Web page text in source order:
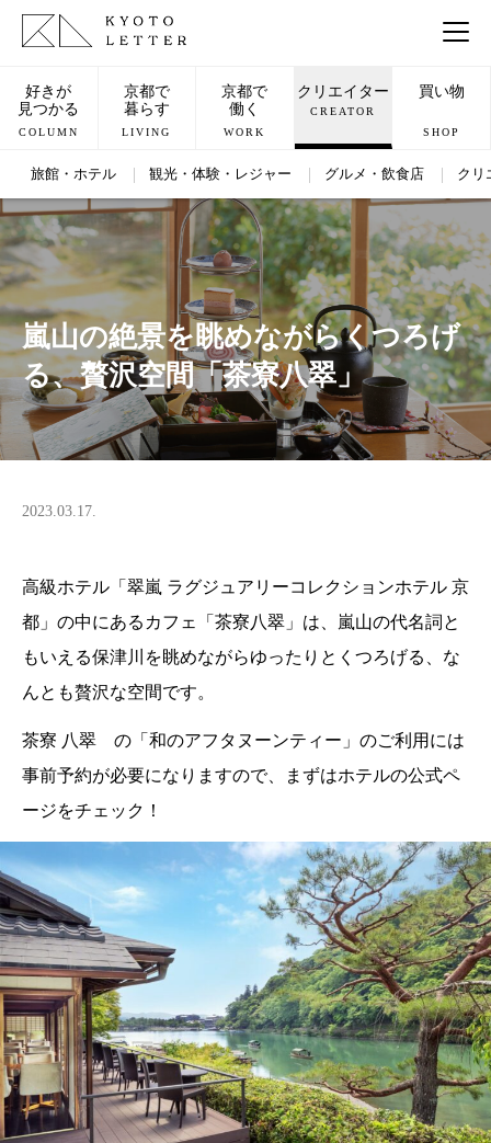
好きが
見つかる
COLUMN
京都で
暮らす
LIVING
京都で
働く
WORK
クリエイター
CREATOR
買い物
SHOP
旅館・ホテル 観光・体験・レジャー グルメ・飲食店 クリ
嵐山の絶景を眺めながらくつろげ
る、贅沢空間「茶寮八翠」
2023.03.17.
高級ホテル「翠嵐 ラグジュアリーコレクションホテル 京
都」の中にあるカフェ「茶寮八翠」は、嵐山の代名詞と
もいえる保津川を眺めながらゆったりとくつろげる、な
んとも贅沢な空間です。
茶寮 八翠 の「和のアフタヌーンティー」のご利用には
事前予約が必要になりますので、まずはホテルの公式ペ
ージをチェック！